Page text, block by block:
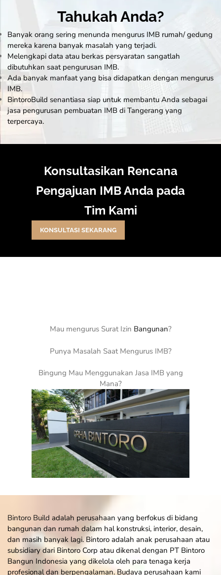
Tahukah Anda?
Banyak orang sering menunda mengurus IMB rumah/ gedung
mereka karena banyak masalah yang terjadi.
Melengkapi data atau berkas persyaratan sangatlah
dibutuhkan saat pengurusan IMB.
Ada banyak manfaat yang bisa didapatkan dengan mengurus
IMB.
BintoroBuild senantiasa siap untuk membantu Anda sebagai
jasa pengurusan pembuatan IMB di Tangerang yang
terpercaya.
Konsultasikan Rencana
Pengajuan IMB Anda pada
Tim Kami
KONSULTASI SEKARANG
Mau mengurus Surat Izin Bangunan?
Punya Masalah Saat Mengurus IMB?
Bingung Mau Menggunakan Jasa IMB yang
Mana?
Bintoro Build adalah perusahaan yang berfokus di bidang
bangunan dan rumah dalam hal konstruksi, interior, desain,
dan masih banyak lagi. Bintoro adalah anak perusahaan atau
subsidiarydari Bintoro Corp atau dikenal dengan PT Bintoro
Bangun Indonesia yang dikelola oleh para tenaga kerja
profesional dan berpengalaman. Budaya perusahaan kami